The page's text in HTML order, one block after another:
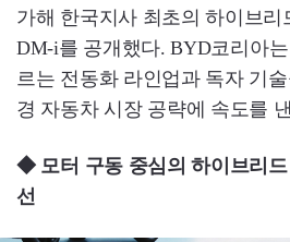
가해 한국지사 최초의 하이브리
DM-i를 공개했다. BYD코리아
르는 전동화 라인업과 독자 기
경 자동차 시장 공략에 속도를
◆ 모터 구동 중심의 하이브리
선